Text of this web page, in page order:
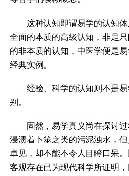
这种认知即谓易学的认知
全面的本质的高级认知，非是
的非本质的认知，中医学便是
经典实例。
经验、科学的认知则不是
别。
固然，易学真义尚在探讨
浸渍着卜筮之类的污泥浊水，
卓见，却不能不令人目瞪口呆
客观存在已为现代科学所证明